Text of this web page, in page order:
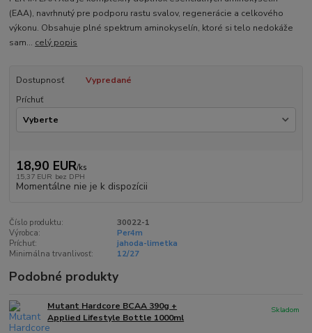
(EAA), navrhnutý pre podporu rastu svalov, regenerácie a celkového
výkonu. Obsahuje plné spektrum aminokyselín, ktoré si telo nedokáže
sam... celý popis
Dostupnosť
Vypredané
Príchuť
18,90 EUR/ks
15,37 EUR bez DPH
Momentálne nie je k dispozícii
Číslo produktu:
30022-1
Výrobca:
Per4m
Príchuť:
jahoda-limetka
Minimálna trvanlivosť:
12/27
Podobné produkty
Mutant Hardcore BCAA 390g +
Applied Lifestyle Bottle 1000ml
Skladom